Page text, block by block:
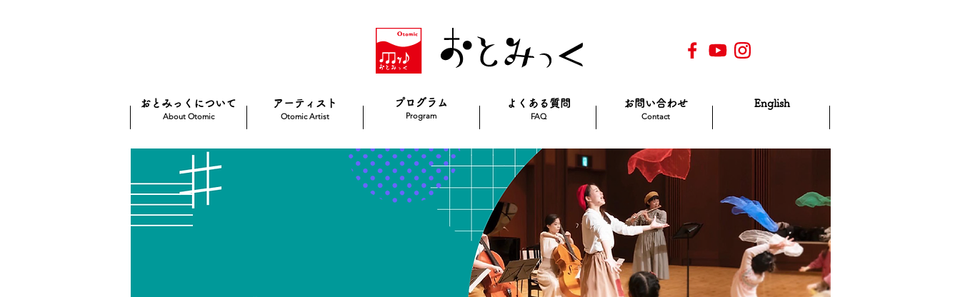
おとみっくについて
About Otomic
アーティスト
Otomic Artist
プログラム
Program
よくある質問
FAQ
お問い合わせ
Contact
English